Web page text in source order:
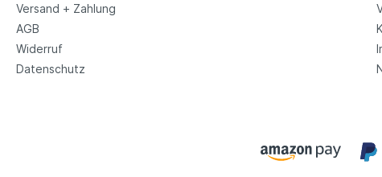
Versand + Zahlung
AGB
Widerruf
Datenschutz